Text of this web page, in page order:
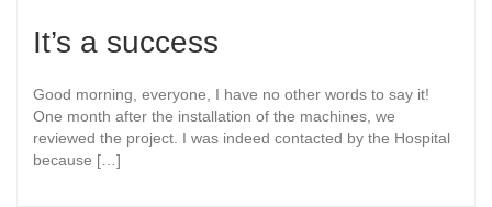
It’s a success
Good morning, everyone, I have no other words to say it!
One month after the installation of the machines, we
reviewed the project. I was indeed contacted by the Hospital
because […]